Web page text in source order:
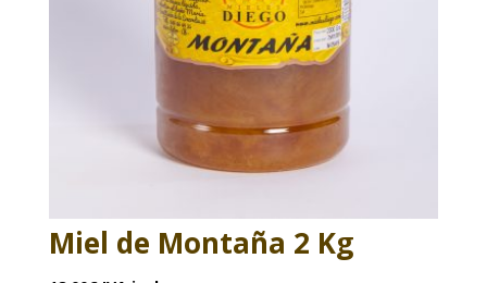
Miel de Montaña 2 Kg